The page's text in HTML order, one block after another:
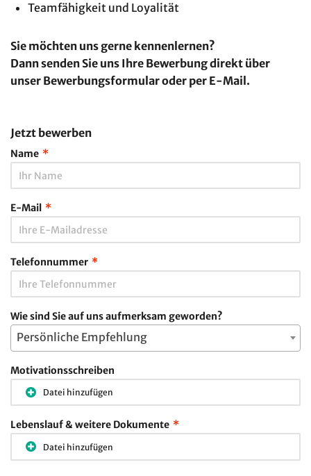
Teamfähigkeit und Loyalität
Sie möchten uns gerne kennenlernen?
Dann senden Sie uns Ihre Bewerbung direkt über
unser Bewerbungsformular oder per E-Mail.
Jetzt bewerben
Name *
E-Mail *
Telefonnummer *
Wie sind Sie auf uns aufmerksam geworden?
Persönliche Empfehlung
Motivationsschreiben
Datei hinzufügen
Lebenslauf & weitere Dokumente *
Datei hinzufügen